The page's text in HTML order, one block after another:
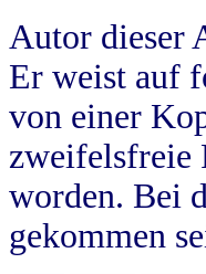
Autor dieser
Er weist auf
von einer
zweifelsfreie
worden. Bei
gekommen